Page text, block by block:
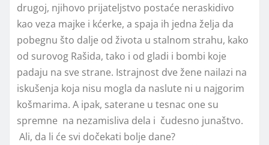
drugoj, njihovo prijateljstvo postaće neraskidivo
kao veza majke i kćerke, a spaja ih jedna želja da
pobegnu što dalje od života u stalnom strahu, kako
od surovog Rašida, tako i od gladi i bombi koje
padaju na sve strane. Istrajnost dve žene nailazi na
iskušenja koja nisu mogla da naslute ni u najgorim
košmarima. A ipak, saterane u tesnac one su
spremne na nezamisliva dela i čudesno junaštvo.
Ali, da li će svi dočekati bolje dane?